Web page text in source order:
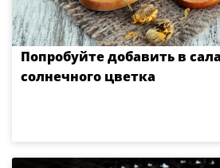
Попробуйте добавить в
солнечного цветка